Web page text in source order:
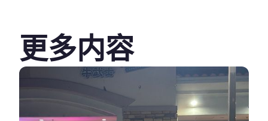
更多内容